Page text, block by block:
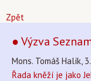
Zpět
● Výzva
Mons. Tomáš Halík,
Řada kněží je jako